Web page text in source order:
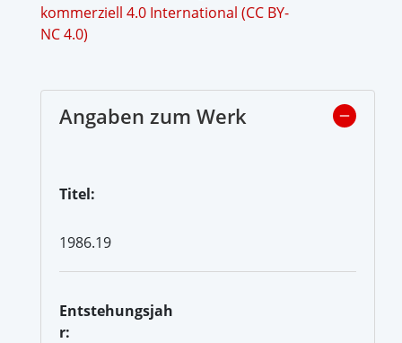
kommerziell 4.0 International (CC BY-
NC 4.0)
Angaben zum Werk
Titel:
1986.19
Entstehungsjah
r: